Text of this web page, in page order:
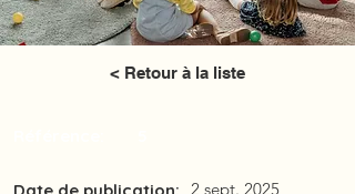
< Retour à la liste
2 sept. 2025